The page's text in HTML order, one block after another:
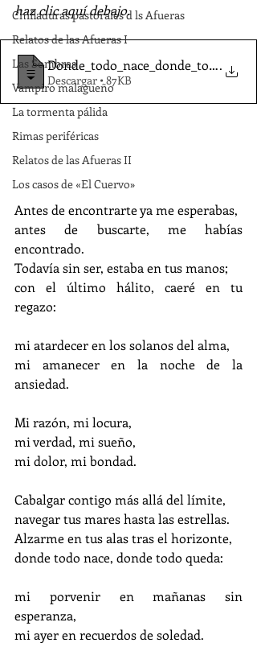
Chifladuras pastorales d ls Afueras
Relatos de las Afueras I
Las Sombras
Vampiro malagueño
La tormenta pálida
Rimas periféricas
Relatos de las Afueras II
Los casos de «El Cuervo»
haz clic aquí debajo.
.
Descargar • 87KB
Antes de encontrarte ya me esperabas,
antes de buscarte, me habías
encontrado.
Todavía sin ser, estaba en tus manos;
con el último hálito, caeré en tu
regazo:
mi atardecer en los solanos del alma,
mi amanecer en la noche de la
ansiedad.
Mi razón, mi locura,
mi verdad, mi sueño,
mi dolor, mi bondad.
Cabalgar contigo más allá del límite,
navegar tus mares hasta las estrellas.
Alzarme en tus alas tras el horizonte,
donde todo nace, donde todo queda:
mi porvenir en mañanas sin
esperanza,
mi ayer en recuerdos de soledad.